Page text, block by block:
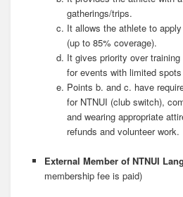
gatherings/trips.
It allows the athlete to
(up to 85% coverage).
It gives priority over
for events with limited
Points b. and c. have
for NTNUI (club switch),
and wearing appropriate
refunds and volunteer work.
External Member of NTNUI
membership fee is paid)